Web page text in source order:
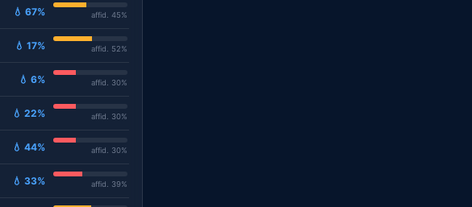
💧 67% affid. 45%
💧 17% affid. 52%
💧 6% affid. 30%
💧 22% affid. 30%
💧 44% affid. 30%
💧 33% affid. 39%